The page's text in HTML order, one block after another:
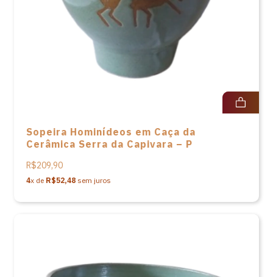
Sopeira Hominídeos em Caça da
Cerâmica Serra da Capivara – P
R$209,90
4x de R$52,48 sem juros